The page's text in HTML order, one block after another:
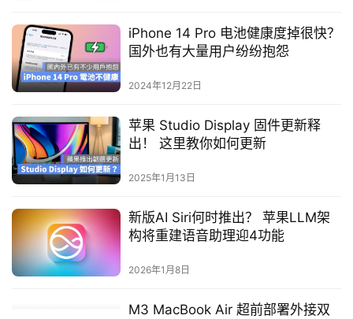
iPhone 14 Pro 电池健康度掉很快？
国外也有大量用户纷纷抱怨
2024年12月22日
苹果 Studio Display 固件更新释
出！ 这里教你如何更新
2025年1月13日
新版AI Siri何时推出？ 苹果LLM架
构将重建语音助理迎4功能
2026年1月8日
M3 MacBook Air 超前部署外接双